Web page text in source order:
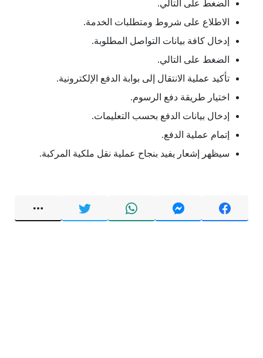
الضغط على التالي.
الاطلاع على شروط ومتطلبات الخدمة.
إدخال كافة بيانات التواصل المطلوبة.
الضغط على التالي.
تأكيد عملية الانتقال إلى بوابة الدفع الإلكترونية.
اختيار طريقة دفع الرسوم.
إدخال بيانات الدفع بحسب التعليمات.
إتمام عملية الدفع.
سيظهر إشعار يفيد بنجاح عملية نقل ملكية المركبة.